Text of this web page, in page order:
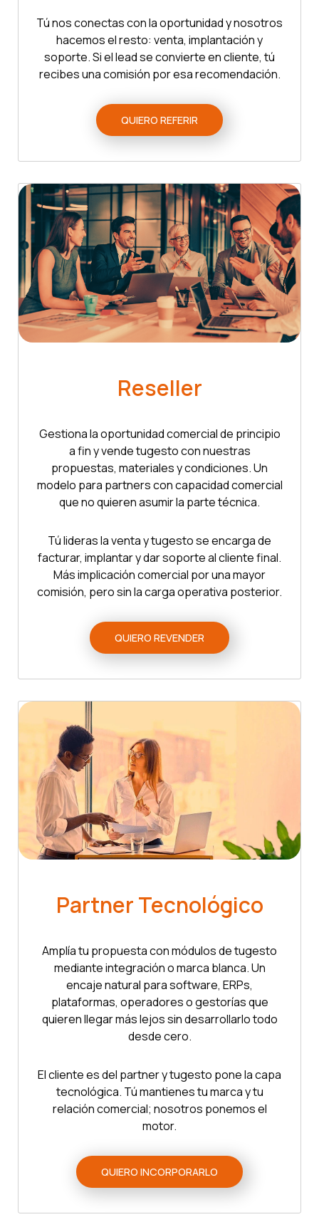
Tú nos conectas con la oportunidad y nosotros
hacemos el resto: venta, implantación y
soporte. Si el lead se convierte en cliente, tú
recibes una comisión por esa recomendación.
QUIERO REFERIR
Reseller
Gestiona la oportunidad comercial de principio
a fin y vende tugesto con nuestras
propuestas, materiales y condiciones. Un
modelo para partners con capacidad comercial
que no quieren asumir la parte técnica.
Tú lideras la venta y tugesto se encarga de
facturar, implantar y dar soporte al cliente final.
Más implicación comercial por una mayor
comisión, pero sin la carga operativa posterior.
QUIERO REVENDER
Partner Tecnológico
Amplía tu propuesta con módulos de tugesto
mediante integración o marca blanca. Un
encaje natural para software, ERPs,
plataformas, operadores o gestorías que
quieren llegar más lejos sin desarrollarlo todo
desde cero.
El cliente es del partner y tugesto pone la capa
tecnológica. Tú mantienes tu marca y tu
relación comercial; nosotros ponemos el
motor.
QUIERO INCORPORARLO